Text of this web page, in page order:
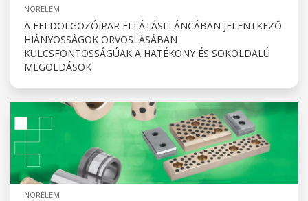
NORELEM
A FELDOLGOZÓIPAR ELLÁTÁSI LÁNCÁBAN JELENTKEZŐ
HIÁNYOSSÁGOK ORVOSLÁSÁBAN
KULCSFONTOSSÁGÚAK A HATÉKONY ÉS SOKOLDALÚ
MEGOLDÁSOK
NORELEM